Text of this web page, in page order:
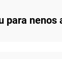
para